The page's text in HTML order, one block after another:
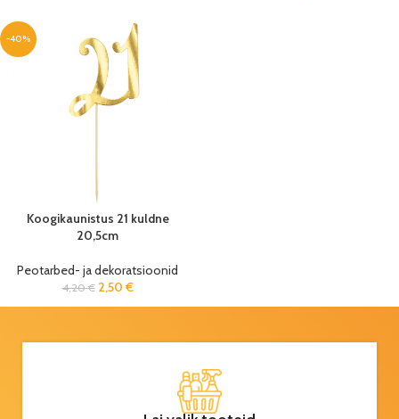
-40%
Koogikaunistus 21 kuldne
20,5cm
Peotarbed- ja dekoratsioonid
4,20€ 2,50 €